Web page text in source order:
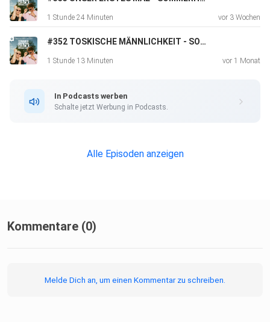
1 Stunde 24 Minuten vor 3 Wochen
#352 TOSKISCHE MÄNNLICHKEIT - SOMMERHACK
1 Stunde 13 Minuten vor 1 Monat
In Podcasts werben
Schalte jetzt Werbung in Podcasts.
Alle Episoden anzeigen
Kommentare (0)
Melde Dich an, um einen Kommentar zu schreiben.